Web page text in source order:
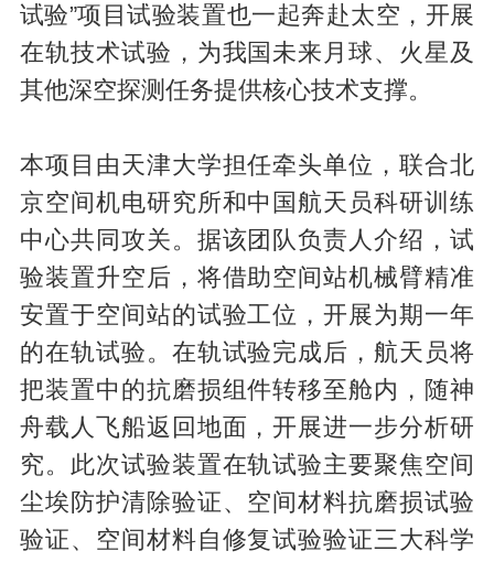
试验”项目试验装置也一起奔赴太空，开展
在轨技术试验，为我国未来月球、火星及
其他深空探测任务提供核心技术支撑。
本项目由天津大学担任牵头单位，联合北
京空间机电研究所和中国航天员科研训练
中心共同攻关。据该团队负责人介绍，试
验装置升空后，将借助空间站机械臂精准
安置于空间站的试验工位，开展为期一年
的在轨试验。在轨试验完成后，航天员将
把装置中的抗磨损组件转移至舱内，随神
舟载人飞船返回地面，开展进一步分析研
究。此次试验装置在轨试验主要聚焦空间
尘埃防护清除验证、空间材料抗磨损试验
验证、空间材料自修复试验验证三大科学